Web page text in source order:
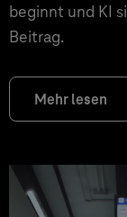
beginnt und KI
Beitrag.
Mehr lesen